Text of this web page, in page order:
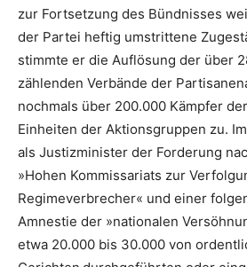
zur Fortsetzung des Bündnisses
der Partei heftig umstrittene
stimmte er die Auflösung der über
zählenden Verbände der
nochmals über 200.000 Kämpfer
Einheiten der Aktionsgruppen zu.
als Justizminister der Forderung
»Hohen Kommissariats zur
Regimeverbrecher« und einer
Amnestie der »nationalen
etwa 20.000 bis 30.000 von